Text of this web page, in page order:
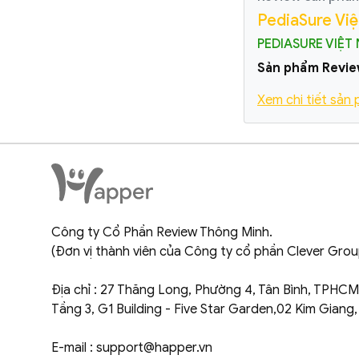
PediaSure
PEDIASURE VIỆT
Sản phẩm
Xem chi tiết sản
Công ty Cổ Phần Review Thông Minh.
(Đơn vị thành viên của Công ty cổ phần Clever
Địa chỉ : 27 Thăng Long, Phường 4, Tân Bình,
Tầng 3, G1 Building - Five Star Garden,02 Kim
E-mail : support@happer.vn